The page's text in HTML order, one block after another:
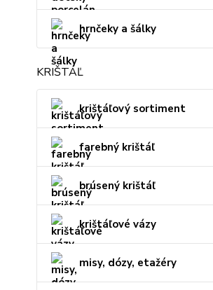
hrnčeky a šálky
KRIŠTÁĽ
krištáľový sortiment
farebný krištáľ
brúsený krištáľ
krištáľové vázy
misy, dózy, etažéry